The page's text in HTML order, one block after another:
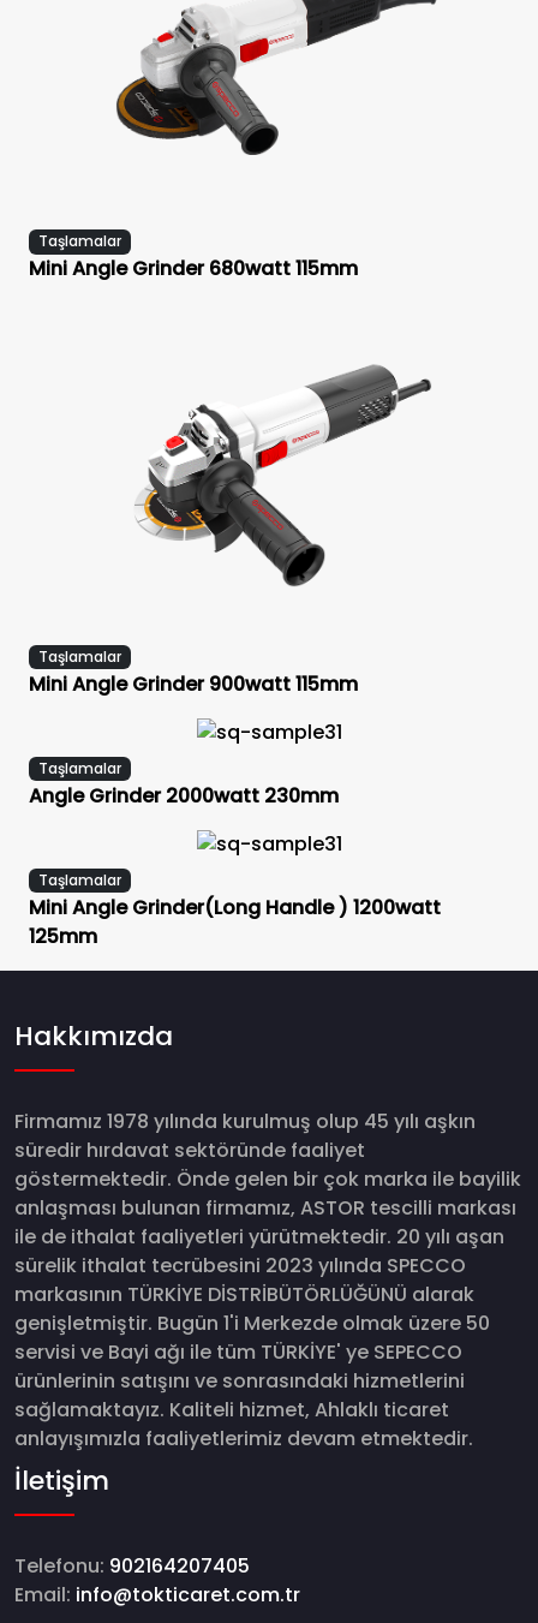
Taşlamalar
Mini Angle Grinder 680watt 115mm
Taşlamalar
Mini Angle Grinder 900watt 115mm
Taşlamalar
Angle Grinder 2000watt 230mm
Taşlamalar
Mini Angle Grinder(Long Handle ) 1200watt
125mm
Hakkımızda
Firmamız 1978 yılında kurulmuş olup 45 yılı aşkın
süredir hırdavat sektöründe faaliyet
göstermektedir. Önde gelen bir çok marka ile bayilik
anlaşması bulunan firmamız, ASTOR tescilli markası
ile de ithalat faaliyetleri yürütmektedir. 20 yılı aşan
sürelik ithalat tecrübesini 2023 yılında SPECCO
markasının TÜRKİYE DİSTRİBÜTÖRLÜĞÜNÜ alarak
genişletmiştir. Bugün 1'i Merkezde olmak üzere 50
servisi ve Bayi ağı ile tüm TÜRKİYE' ye SEPECCO
ürünlerinin satışını ve sonrasındaki hizmetlerini
sağlamaktayız. Kaliteli hizmet, Ahlaklı ticaret
anlayışımızla faaliyetlerimiz devam etmektedir.
İletişim
Telefonu: 902164207405
Email: info@tokticaret.com.tr